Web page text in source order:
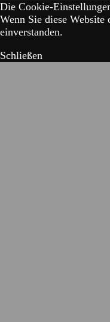
Die Cookie-
Wenn Sie diese
einverstanden.
Schließen